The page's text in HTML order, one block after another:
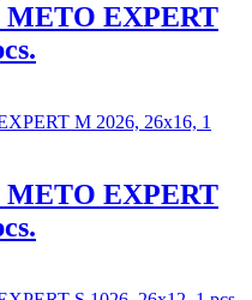
METO EXPERT
METO EXPERT